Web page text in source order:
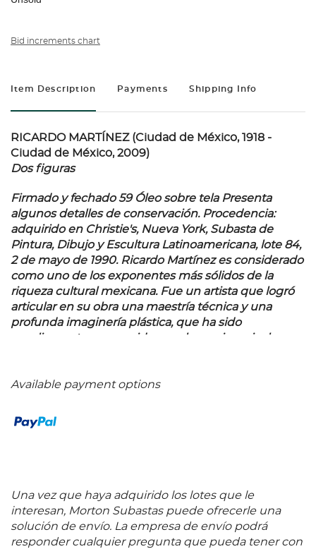
Bid increments chart
Item Description Payments Shipping Info
RICARDO MARTÍNEZ (Ciudad de México, 1918 -
Ciudad de México, 2009)
Dos figuras
Firmado y fechado 59 Óleo sobre tela Presenta
algunos detalles de conservación. Procedencia:
adquirido en Christie's, Nueva York, Subasta de
Pintura, Dibujo y Escultura Latinoamericana, lote 84,
2 de mayo de 1990. Ricardo Martínez es considerado
como uno de los exponentes más sólidos de la
riqueza cultural mexicana. Fue un artista que logró
articular en su obra una maestría técnica y una
profunda imaginería plástica, que ha sido
ampliamente reconocida por el gremio a nivel
Ricardo Martínez nunca se sustrajo de la influencia
realizando cuadros con narrativas nacionales.
Además de la pintura de caballete, creó diseños para
habitaban en su mente y que cobraron realidad en
los grandes lienzos que conforman su obra. Aunque
solitario y silencioso fue un artista que obtuvo
inspiración de la literatura, la música, la
Available payment options
Una vez que haya adquirido los lotes que le
interesan, Morton Subastas puede ofrecerle una
solución de envío. La empresa de envío podrá
responder cualquier pregunta que pueda tener con